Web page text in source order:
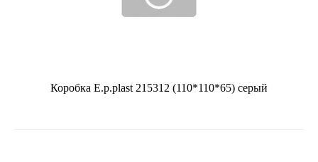
Коробка E.p.plast 215312 (110*110*65) серый